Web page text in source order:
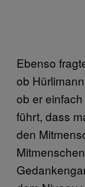
Ebenso
ob
ob er
führt, dass
den